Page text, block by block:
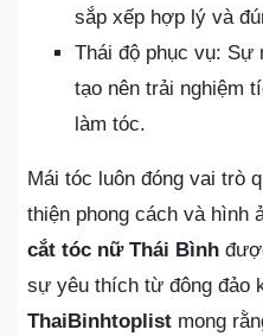
sắp xếp hợp lý và
Thái độ phục vụ: Sự
tạo nên trải nghiệm
làm tóc.
Mái tóc luôn đóng vai trò
thiện phong cách và hình
cắt tóc nữ Thái Bình
sự yêu thích từ đông đảo
ThaiBinhtoplist mong